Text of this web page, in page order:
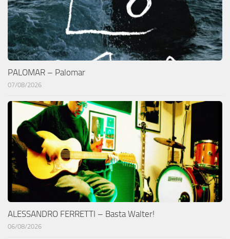
PALOMAR – Palomar
07/08/2026
ALESSANDRO FERRETTI – Basta Walter!
06/08/2026